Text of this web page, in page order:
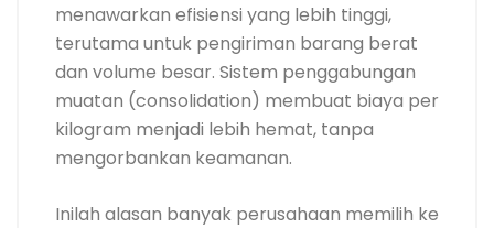
menawarkan efisiensi yang lebih tinggi,
terutama untuk pengiriman barang berat
dan volume besar. Sistem penggabungan
muatan (consolidation) membuat biaya per
kilogram menjadi lebih hemat, tanpa
mengorbankan keamanan.
Inilah alasan banyak perusahaan memilih ke